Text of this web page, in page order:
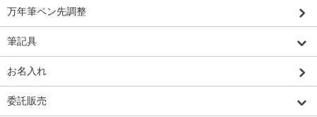
万年筆ペン先調整
筆記具
お名入れ
委託販売